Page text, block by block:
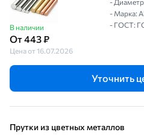
В наличии
От 443 ₽
Цена от 16.07.2026
- Диаметр
- Марка:
- ГОСТ:
Уточнить
Прутки из цветных металлов